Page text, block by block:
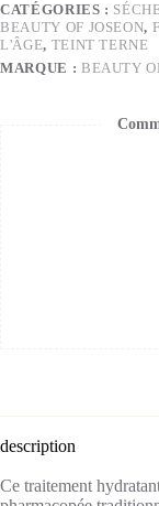
CATÉGORIES :
BEAUTY OF JOSEON,
L'ÂGE, TEINT TERNE
MARQUE : BEAUTY
description
Ce traitement